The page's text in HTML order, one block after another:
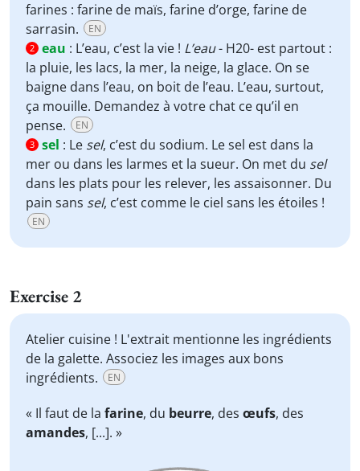
farines : farine de maïs, farine d’orge, farine de
sarrasin.
EN
2 eau : L’eau, c’est la vie ! L’eau- H20- est partout :
la pluie, les lacs, la mer, la neige, la glace. On se
baigne dans l’eau, on boit de l’eau. L’eau, surtout,
ça mouille. Demandez à votre chat ce qu’il en
pense.
EN
3 sel : Le sel, c’est du sodium. Le sel est dans la
mer ou dans les larmes et la sueur. On met du sel
dans les plats pour les relever, les assaisonner. Du
pain sans sel, c’est comme le ciel sans les étoiles !
EN
Exercise 2
Atelier cuisine ! L'extrait mentionne les ingrédients
de la galette. Associez les images aux bons
ingrédients.
EN
« Il faut de la farine, du beurre, des œufs, des
amandes, [...]. »